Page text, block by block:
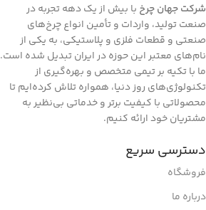
شرکت جهان چرخ با بیش از یک دهه تجربه در
صنعت تولید، واردات و تأمین انواع چرخ‌های
صنعتی و قطعات فلزی و پلاستیکی، به یکی از
نام‌های معتبر این حوزه در ایران تبدیل شده است.
ما با تکیه بر تیمی متخصص و بهره‌گیری از
تکنولوژی‌های روز دنیا، همواره تلاش کرده‌ایم تا
محصولاتی با کیفیت برتر و خدماتی بی‌نظیر به
مشتریان خود ارائه کنیم.
دسترسی سریع
فروشگاه
درباره ما